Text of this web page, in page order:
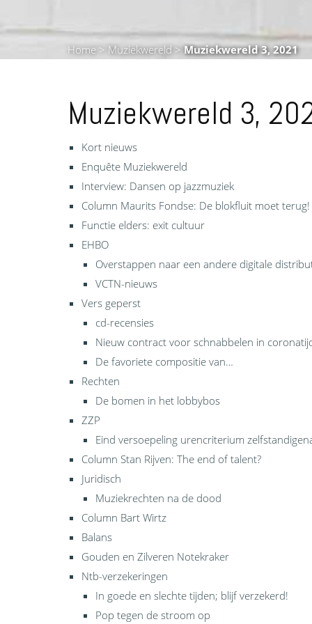
Home > Muziekwereld>Muziekwereld 3, 2021
Muziekwereld 3,
Kort nieuws
Enquête Muziekwereld
Interview: Dansen op jazzmuziek
Column Maurits Fondse: De blokfluit moet terug!
Functie elders: exit cultuur
EHBO
Overstappen naar een andere digitale
VCTN-nieuws
Vers geperst
cd-recensies
Nieuw contract voor schnabbelen in
De favoriete compositie van…
Rechten
De bomen in het lobbybos
ZZP
Eind versoepeling urencriterium
Column Stan Rijven: The end of talent?
Juridisch
Muziekrechten na de dood
Column Bart Wirtz
Balans
Gouden en Zilveren Notekraker
Ntb-verzekeringen
In goede en slechte tijden; blijf verzekerd!
Pop tegen de stroom op